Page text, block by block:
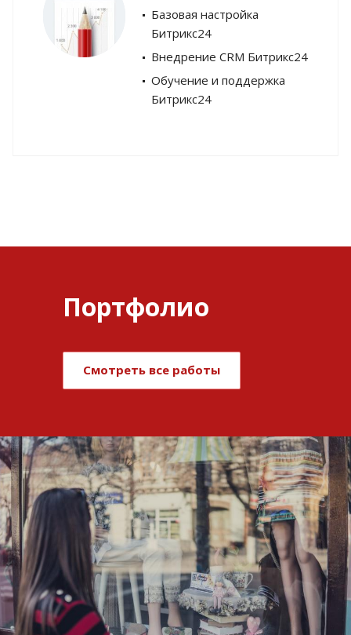
Базовая настройка
Битрикс24
Внедрение CRM Битрикс24
Обучение и поддержка
Битрикс24
Портфолио
Смотреть все работы
Развитие и поддержка интернет-
витрины StepClub
Смотреть проект